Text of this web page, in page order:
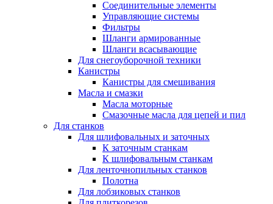
Соединительные элементы
Управляющие системы
Фильтры
Шланги армированные
Шланги всасывающие
Для снегоуборочной техники
Канистры
Канистры для смешивания
Масла и смазки
Масла моторные
Смазочные масла для цепей и пил
Для станков
Для шлифовальных и заточных
К заточным станкам
К шлифовальным станкам
Для ленточнопильных станков
Полотна
Для лобзиковых станков